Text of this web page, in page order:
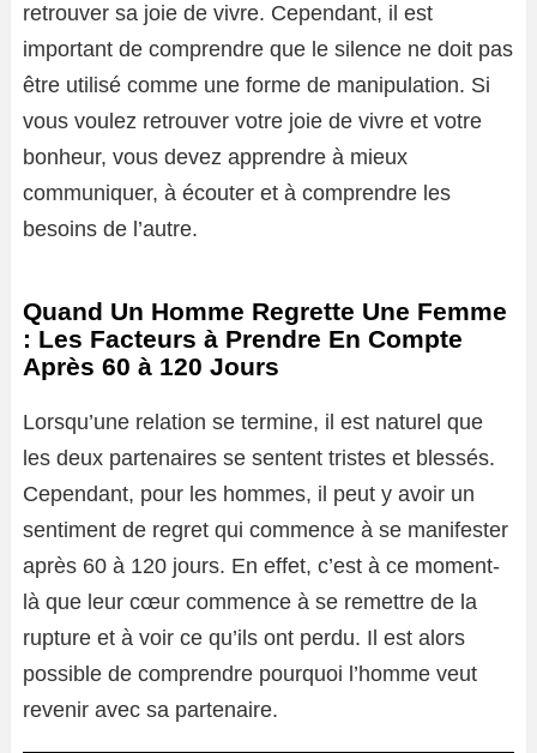
retrouver sa joie de vivre. Cependant, il est
important de comprendre que le silence ne doit pas
être utilisé comme une forme de manipulation. Si
vous voulez retrouver votre joie de vivre et votre
bonheur, vous devez apprendre à mieux
communiquer, à écouter et à comprendre les
besoins de l’autre.
Quand Un Homme Regrette Une Femme
: Les Facteurs à Prendre En Compte
Après 60 à 120 Jours
Lorsqu’une relation se termine, il est naturel que
les deux partenaires se sentent tristes et blessés.
Cependant, pour les hommes, il peut y avoir un
sentiment de regret qui commence à se manifester
après 60 à 120 jours. En effet, c’est à ce moment-
là que leur cœur commence à se remettre de la
rupture et à voir ce qu’ils ont perdu. Il est alors
possible de comprendre pourquoi l’homme veut
revenir avec sa partenaire.